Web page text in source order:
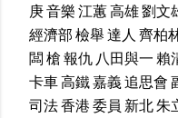
庚音樂江蕙高雄劉文
經濟部檢舉達人 齊柏
闆槍報仇 八田與一賴
卡車高鐵嘉義追思會
司法香港委員 新北朱